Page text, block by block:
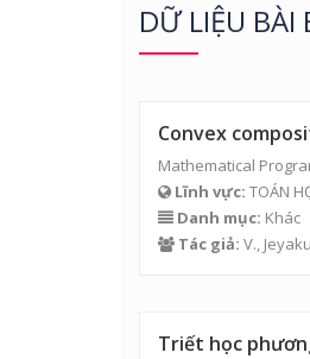
DỮ LIỆU BÀI
Convex
Mathematical
Lĩnh vực: TOÁN
Danh mục: Khác
Tác giả: V.,
Triết học